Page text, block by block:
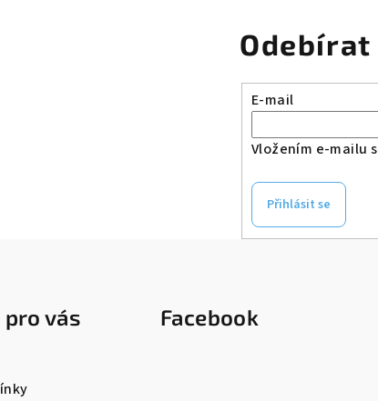
v
k
y
p
i
s
u
E-mail
Vložením e-mailu
Přihlásit se
vás Facebook